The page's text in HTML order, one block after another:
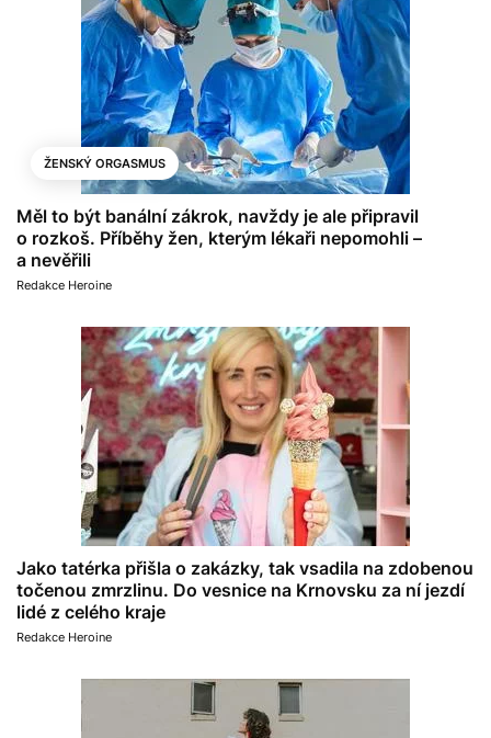
ŽENSKÝ ORGASMUS
Měl to být banální zákrok, navždy je ale připravil
o rozkoš. Příběhy žen, kterým lékaři nepomohli –
a nevěřili
Redakce Heroine
Jako tatérka přišla o zakázky, tak vsadila na zdobenou
točenou zmrzlinu. Do vesnice na Krnovsku za ní jezdí
lidé z celého kraje
Redakce Heroine